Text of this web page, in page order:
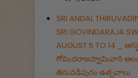
SRI ANDAL
SRI GOVINDARAJA
AUGUST 5 TO 14 _
గోవిందరాజస్వామివారి
తిరువడిపురం ఉత్సవాలు